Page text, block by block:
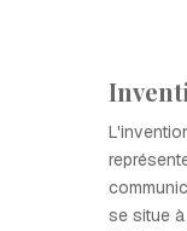
se situe